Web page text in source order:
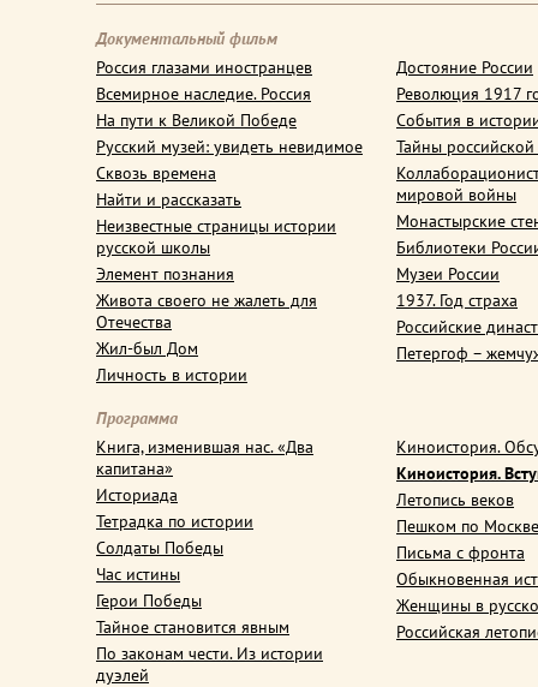
Документальный фильм
Россия глазами иностранцев
Всемирное наследие. Россия
На пути к Великой Победе
Русский музей: увидеть невидимое
Сквозь времена
Найти и рассказать
Неизвестные страницы истории
русской школы
Элемент познания
Живота своего не жалеть для
Отечества
Жил-был Дом
Личность в истории
Достояние России
Революция 1917
События в
Тайны
мировой войны
Монастырские
Библиотеки
Музеи России
1937. Год страха
Российские
Петергоф –
Программа
Книга, изменившая нас. «Два
капитана»
Историада
Тетрадка по истории
Солдаты Победы
Час истины
Герои Победы
Тайное становится явным
По законам чести. Из истории
дуэлей
Киноистория.
Киноистория.
Летопись веков
Пешком по Москве
Письма с фронта
Обыкновенная
Женщины в
Российская